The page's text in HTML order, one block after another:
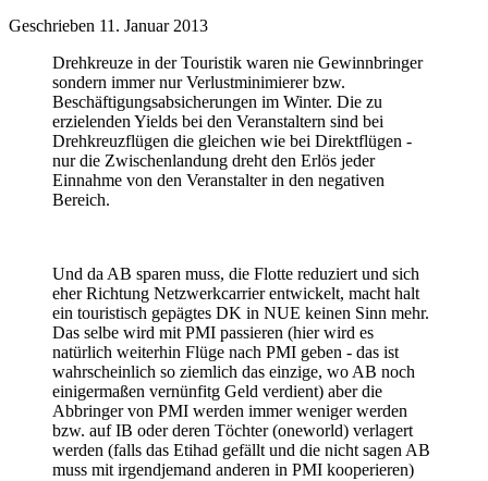
Geschrieben 11. Januar 2013
Drehkreuze in der Touristik waren nie Gewinnbringer
sondern immer nur Verlustminimierer bzw.
Beschäftigungsabsicherungen im Winter. Die zu
erzielenden Yields bei den Veranstaltern sind bei
Drehkreuzflügen die gleichen wie bei Direktflügen -
nur die Zwischenlandung dreht den Erlös jeder
Einnahme von den Veranstalter in den negativen
Bereich.
Und da AB sparen muss, die Flotte reduziert und sich
eher Richtung Netzwerkcarrier entwickelt, macht halt
ein touristisch gepägtes DK in NUE keinen Sinn mehr.
Das selbe wird mit PMI passieren (hier wird es
natürlich weiterhin Flüge nach PMI geben - das ist
wahrscheinlich so ziemlich das einzige, wo AB noch
einigermaßen vernünfitg Geld verdient) aber die
Abbringer von PMI werden immer weniger werden
bzw. auf IB oder deren Töchter (oneworld) verlagert
werden (falls das Etihad gefällt und die nicht sagen AB
muss mit irgendjemand anderen in PMI kooperieren)